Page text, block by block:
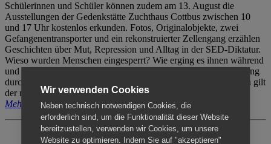
Schülerinnen und Schüler können zudem am 13. August die
Ausstellungen der Gedenkstätte Zuchthaus Cottbus zwischen 10
und 17 Uhr kostenlos erkunden. Fotos, Originalobjekte, zwei
Gefangenentransporter und ein rekonstruierter Zellengang erzählen
Geschichten über Mut, Repression und Alltag in der SED-Diktatur.
Wieso wurden Menschen eingesperrt? Wie erging es ihnen während
und nach der Haft? Der Besuch erfolgt individuell ohne Betreuung
durch das Menschenrechtszentrum Cottbus. Für Begleitpersonen gilt
der reguläre Eintritt (8€ / ermäßigt 5€).
Mehr erfahren
Wir verwenden Cookies
Neben technisch notwendigen Cookies, die
erforderlich sind, um die Funktionalität dieser Website
bereitzustellen, verwenden wir Cookies, um unsere
Website zu optimieren. Indem Sie auf "akzeptieren"